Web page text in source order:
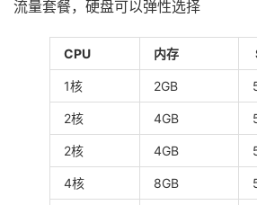
流量套餐，硬盘可以弹性选择
CPU 内存
1核 2GB
2核 4GB
2核 4GB
4核 8GB